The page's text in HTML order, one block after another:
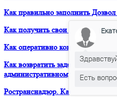
Как правильно заполнить Дозвол
Как получить свои деньги за
Как оперативно
Как возвратить задержанный
административному делу?
Ространснадзор. Как избежать
Есть